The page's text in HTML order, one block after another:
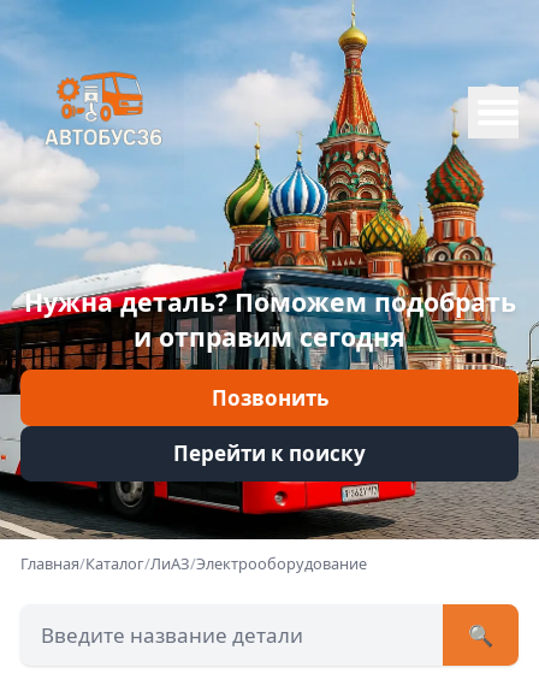
Нужна деталь? Поможем подобрать
и отправим сегодня
Позвонить
Перейти к поиску
Меню
Главная
Каталог
Марки
Информация
Главная/Каталог/ЛиАЗ/Электрооборудование
🔍